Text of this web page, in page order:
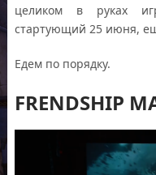
целиком в руках
стартующий 25 июня,
Едем по порядку.
FRENDSHIP